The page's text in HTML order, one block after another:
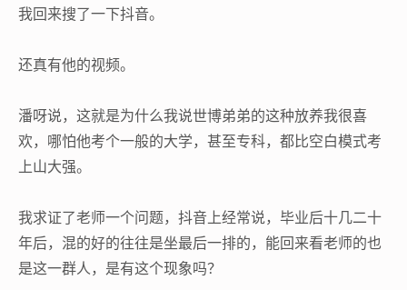
我回来搜了一下抖音。
还真有他的视频。
潘呀说，这就是为什么我说世博弟弟的这种放养我很喜
欢，哪怕他考个一般的大学，甚至专科，都比空白模式考
上山大强。
我求证了老师一个问题，抖音上经常说，毕业后十几二十
年后，混的好的往往是坐最后一排的，能回来看老师的也
是这一群人，是有这个现象吗？